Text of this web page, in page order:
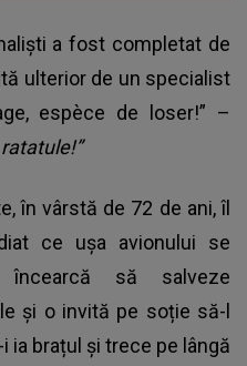
a fost completat de
ulterior de un specialist
espèce de loser!” –
în vârstă de 72 de ani, îl
ce ușa avionului se
încearcă să salveze
și o invită pe soție să-l
ia brațul și trece pe lângă